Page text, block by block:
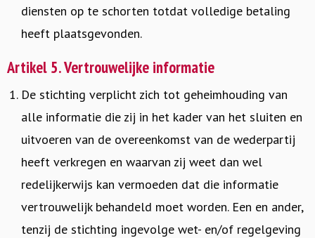
diensten op te schorten totdat volledige betaling
heeft plaatsgevonden.
Artikel 5. Vertrouwelijke informatie
De stichting verplicht zich tot geheimhouding van
alle informatie die zij in het kader van het sluiten en
uitvoeren van de overeenkomst van de wederpartij
heeft verkregen en waarvan zij weet dan wel
redelijkerwijs kan vermoeden dat die informatie
vertrouwelijk behandeld moet worden. Een en ander,
tenzij de stichting ingevolge wet- en/of regelgeving